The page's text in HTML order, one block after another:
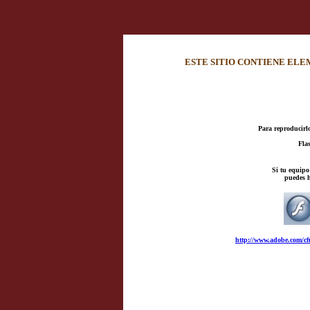
ESTE SITIO CONTIENE
Para
Si tu equipo
puedes
http://www.adobe.com/